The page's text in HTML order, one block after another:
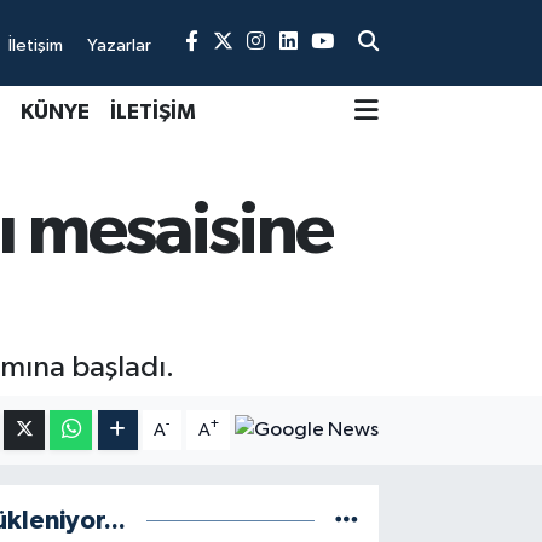
İletişim Yazarlar
KÜNYE İLETİŞİM
mesaisine
başladı.
A- A+